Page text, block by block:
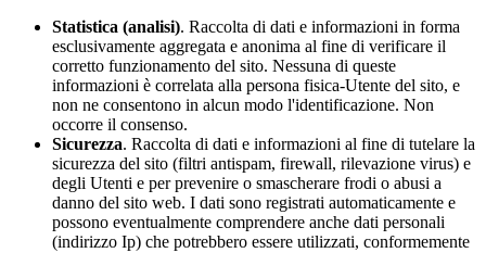
Statistica (analisi). Raccolta di dati e informazioni in forma
esclusivamente aggregata e anonima al fine di verificare il
corretto funzionamento del sito. Nessuna di queste
informazioni è correlata alla persona fisica-Utente del sito, e
non ne consentono in alcun modo l'identificazione. Non
occorre il consenso.
Sicurezza. Raccolta di dati e informazioni al fine di tutelare la
sicurezza del sito (filtri antispam, firewall, rilevazione virus) e
degli Utenti e per prevenire o smascherare frodi o abusi a
danno del sito web. I dati sono registrati automaticamente e
possono eventualmente comprendere anche dati personali
(indirizzo Ip) che potrebbero essere utilizzati, conformemente